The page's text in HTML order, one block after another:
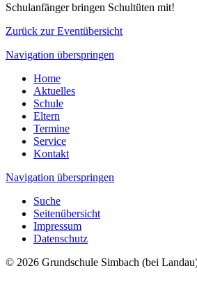
Schulanfänger bringen Schultüten mit!
Zurück zur Eventübersicht
Navigation überspringen
Home
Aktuelles
Schule
Eltern
Termine
Service
Kontakt
Navigation überspringen
Suche
Seitenübersicht
Impressum
Datenschutz
© 2026 Grundschule Simbach (bei